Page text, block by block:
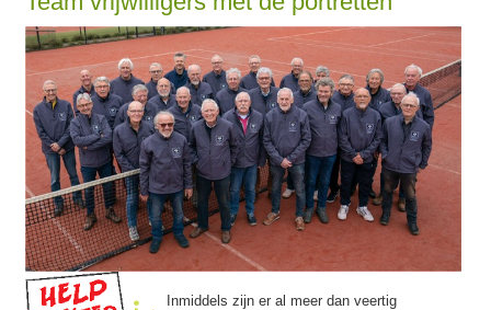
Inmiddels zijn er al meer dan veertig